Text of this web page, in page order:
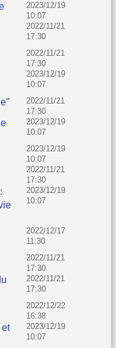
2023/12/19
10:07
2022/11/21
17:30
2022/11/21
17:30
2023/12/19
10:07
2022/11/21
17:30
2023/12/19
10:07
2023/12/19
10:07
2022/11/21
17:30
2023/12/19
10:07
2022/12/17
11:30
2022/11/21
17:30
2022/11/21
17:30
2022/12/22
16:38
et
2023/12/19
10:07